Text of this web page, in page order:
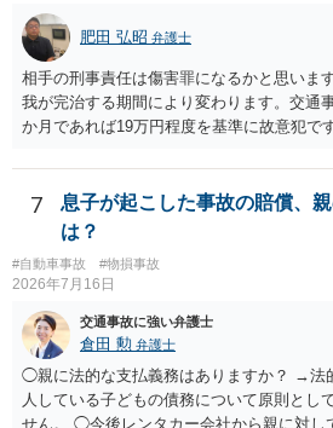
肥田 弘昭 弁護士
相手の刑事責任は傷害罪になるかと思いま
我が完治する期間により変わります。交通
か月であれば19万円程度を基準に故意犯で
上がるかと思います。ご参考にしてくださ
7
息子が起こした事故の賠償、
は？
#自動車事故 #物損事故
2026年7月16日
交通事故に強い弁護士
倉田 勲 弁護士
◯親に法的な支払義務はありますか？ →法
人している子どもの債務について原則とし
せん。 ◯今後レンタカー会社から親に対し